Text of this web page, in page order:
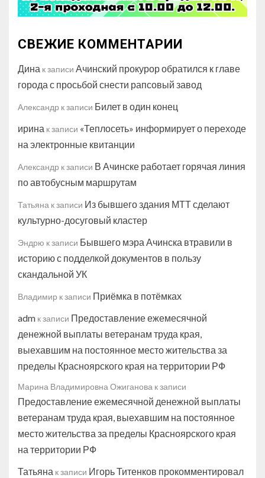
СВЕЖИЕ КОММЕНТАРИИ
Дина к записи Ачинский прокурор обратился к главе
города с просьбой снести рапсовый завод
Александр к записи Билет в один конец
ирина к записи «Теплосеть» информирует о переходе
на электронные квитанции
Александр к записи В Ачинске работает горячая линия
по автобусным маршрутам
Татьяна к записи Из бывшего здания МТТ сделают
культурно-досуговый кластер
Эндрю к записи Бывшего мэра Ачинска втравили в
историю с подделкой документов в пользу
скандальной УК
Владимир к записи Приёмка в потёмках
adm к записи Предоставление ежемесячной
денежной выплаты ветеранам труда края,
выехавшим на постоянное место жительства за
пределы Красноярского края на территории РФ
Марина Владимировна Ожиганова к записи
Предоставление ежемесячной денежной выплаты
ветеранам труда края, выехавшим на постоянное
место жительства за пределы Красноярского края
на территории РФ
Татьяна к записи Игорь Титенков прокомментировал